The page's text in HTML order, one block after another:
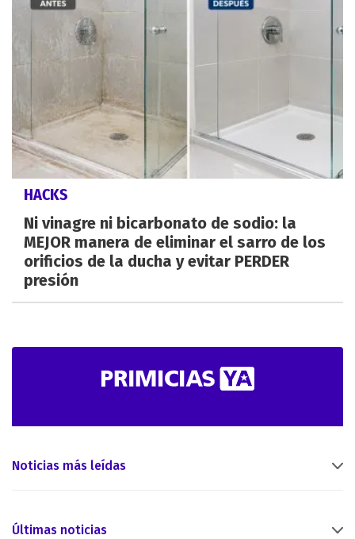
HACKS
Ni vinagre ni bicarbonato de sodio: la
MEJOR manera de eliminar el sarro de los
orificios de la ducha y evitar PERDER
presión
Noticias más leídas
Últimas noticias